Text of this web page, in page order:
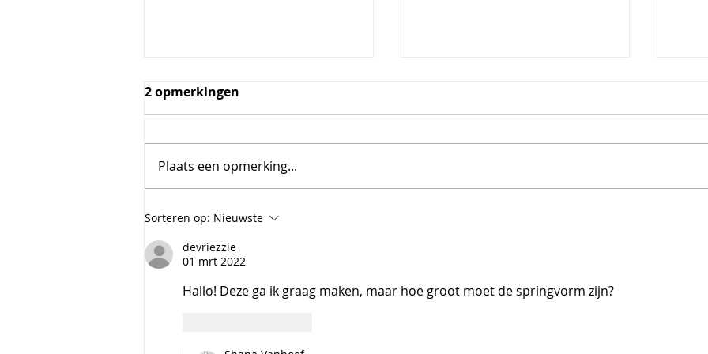
Oeuf en cocotte
Turkse eieren/çilbir
2 opmerkingen
Plaats een opmerking...
Sorteren op: Nieuwste
devriezzie
01 mrt 2022
Hallo! Deze ga ik graag maken, maar hoe groot moet de springvorm zijn?